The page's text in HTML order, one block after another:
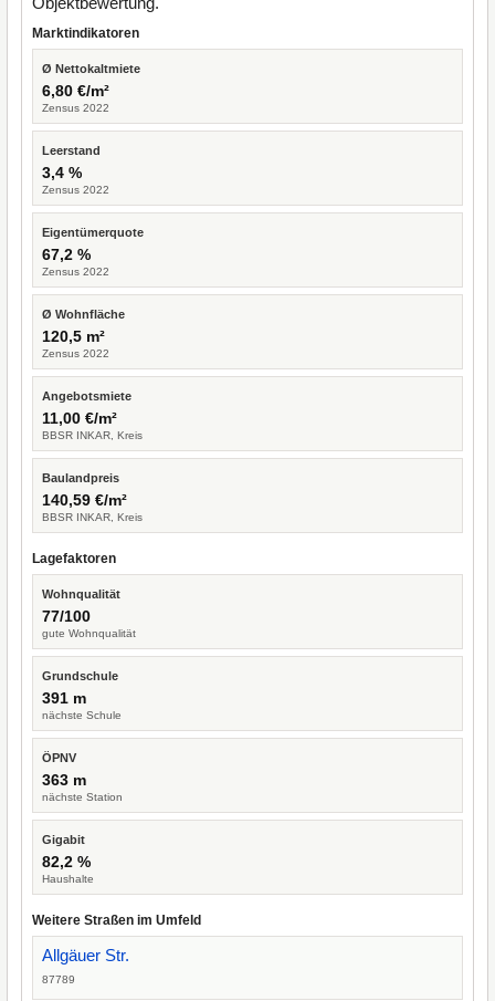
Marktindikatoren
Ø Nettokaltmiete
6,80 €/m²
Zensus 2022
Leerstand
3,4 %
Zensus 2022
Eigentümerquote
67,2 %
Zensus 2022
Ø Wohnfläche
120,5 m²
Zensus 2022
Angebotsmiete
11,00 €/m²
BBSR INKAR, Kreis
Baulandpreis
140,59 €/m²
BBSR INKAR, Kreis
Lagefaktoren
Wohnqualität
77/100
gute Wohnqualität
Grundschule
391 m
nächste Schule
ÖPNV
363 m
nächste Station
Gigabit
82,2 %
Haushalte
Weitere Straßen im Umfeld
Allgäuer Str.
87789